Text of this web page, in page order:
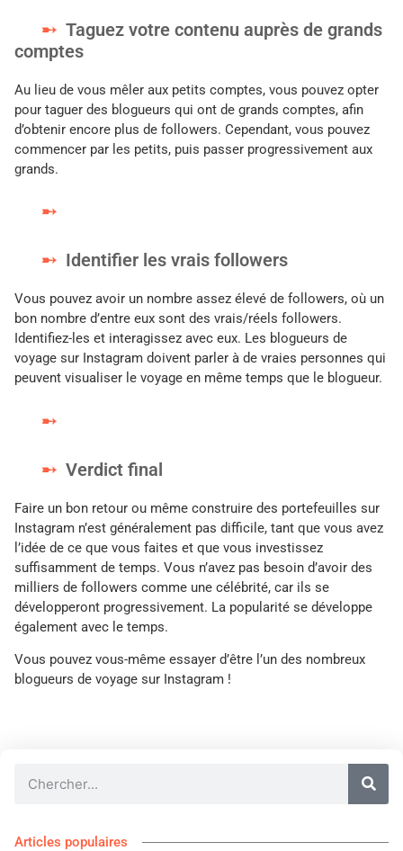
Taguez votre contenu auprès de grands
comptes
Au lieu de vous mêler aux petits comptes, vous pouvez opter
pour taguer des blogueurs qui ont de grands comptes, afin
d’obtenir encore plus de followers. Cependant, vous pouvez
commencer par les petits, puis passer progressivement aux
grands.
Identifier les vrais followers
Vous pouvez avoir un nombre assez élevé de followers, où un
bon nombre d’entre eux sont des vrais/réels followers.
Identifiez-les et interagissez avec eux. Les blogueurs de
voyage sur Instagram doivent parler à de vraies personnes qui
peuvent visualiser le voyage en même temps que le blogueur.
Verdict final
Faire un bon retour ou même construire des portefeuilles sur
Instagram n’est généralement pas difficile, tant que vous avez
l’idée de ce que vous faites et que vous investissez
suffisamment de temps. Vous n’avez pas besoin d’avoir des
milliers de followers comme une célébrité, car ils se
développeront progressivement. La popularité se développe
également avec le temps.
Vous pouvez vous-même essayer d’être l’un des nombreux
blogueurs de voyage sur Instagram !
Articles populaires